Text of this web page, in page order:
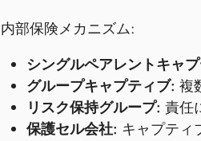
内部保険メカニズム:
シングルペアレントキャ
グループキャプティブ: 複
リスク保持グループ: 責任
保護セル会社: キャプティ